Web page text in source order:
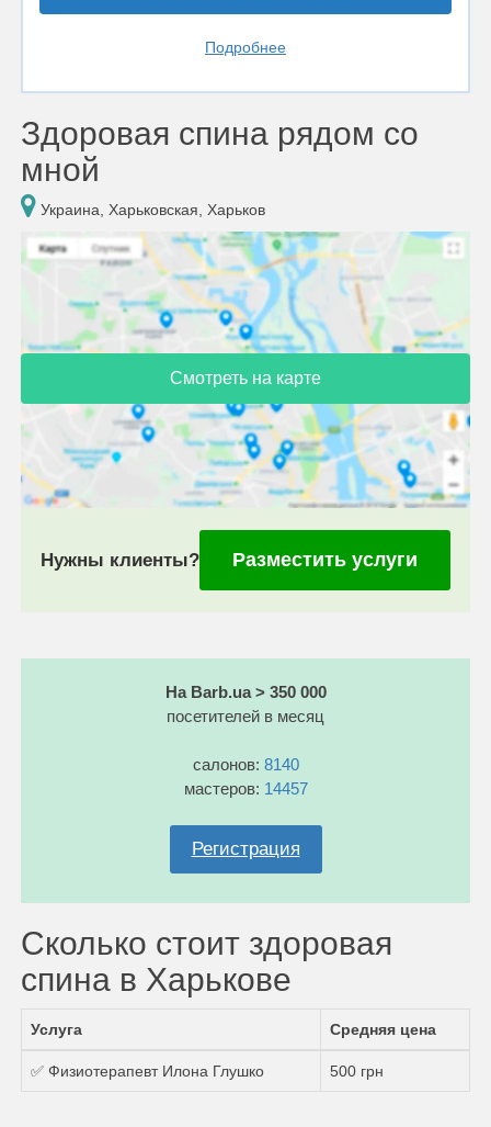
Подробнее
Здоровая спина рядом со
мной
Украина, Харьковская, Харьков
Смотреть на карте
Нужны клиенты? Разместить услуги
На Barb.ua > 350 000
посетителей в месяц
салонов: 8140
мастеров: 14457
Регистрация
Сколько стоит здоровая
спина в Харькове
Услуга Средняя цена
✅ Физиотерапевт Илона Глушко 500 грн